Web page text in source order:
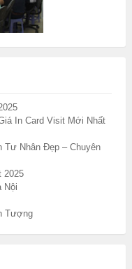
In Card Visit Mới Nhất
Tư Nhân Đẹp – Chuyên
2025
Nội
Tượng